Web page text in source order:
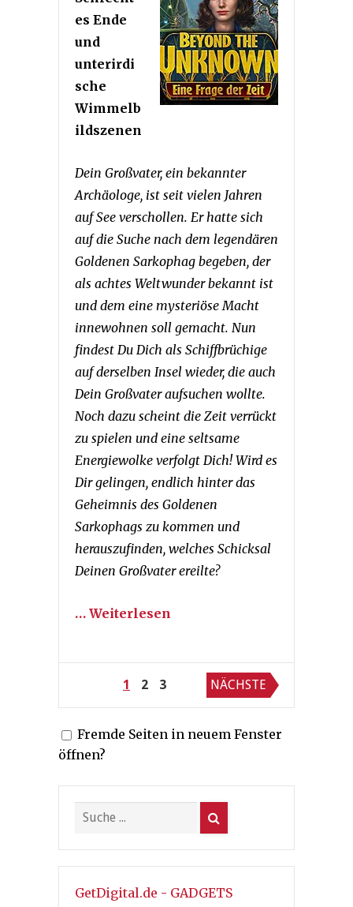
es Ende
und
unterirdi
sche
Wimmelb
ildszenen
Dein Großvater, ein bekannter
Archäologe, ist seit vielen Jahren
auf See verschollen. Er hatte sich
auf die Suche nach dem legendären
Goldenen Sarkophag begeben, der
als achtes Weltwunder bekannt ist
und dem eine mysteriöse Macht
innewohnen soll gemacht. Nun
findest Du Dich als Schiffbrüchige
auf derselben Insel wieder, die auch
Dein Großvater aufsuchen wollte.
Noch dazu scheint die Zeit verrückt
zu spielen und eine seltsame
Energiewolke verfolgt Dich! Wird es
Dir gelingen, endlich hinter das
Geheimnis des Goldenen
Sarkophags zu kommen und
herauszufinden, welches Schicksal
Deinen Großvater ereilte?
… Weiterlesen
Seitennummerierung
der
Beiträge
1 2 3 NÄCHSTE
Fremde Seiten in neuem Fenster
öffnen?
GetDigital.de - GADGETS